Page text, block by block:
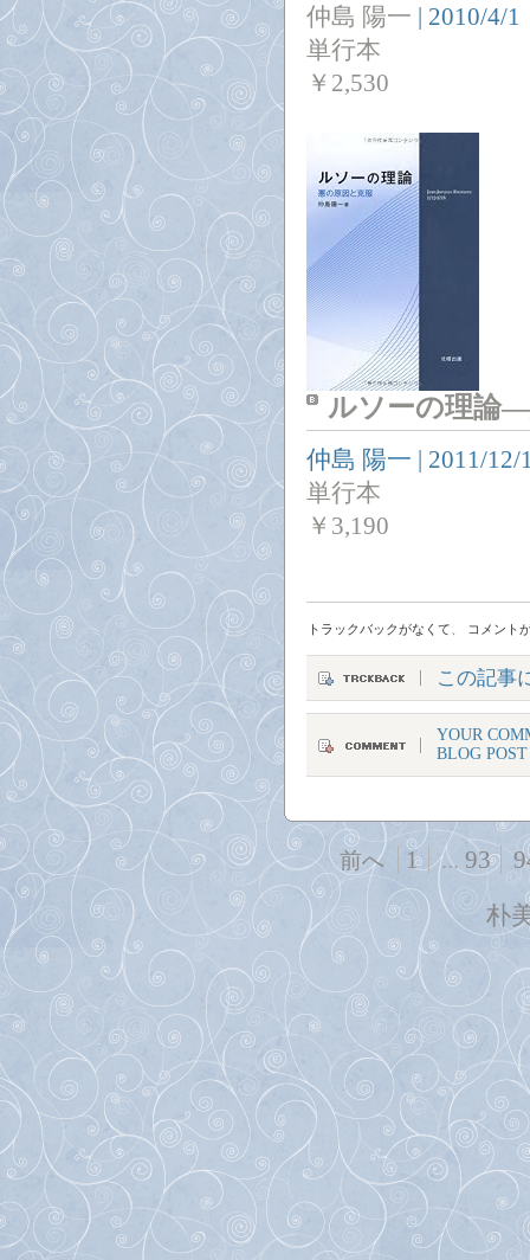
仲島 陽一 | 2010/4/1
単行本
￥ 2,530
ルソーの理論
仲島 陽一 | 2011/12/
単行本
￥ 3,190
トラックバックがなくて コメント
この記事
YOUR
BLOG POST
前へ 1 ... 93
朴